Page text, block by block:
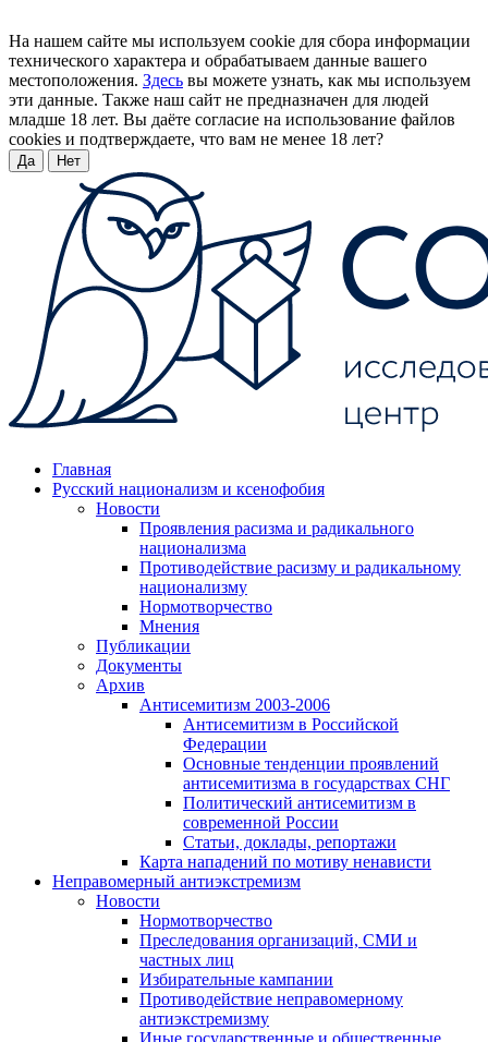
На нашем сайте мы используем cookie для сбора информации
технического характера и обрабатываем данные вашего
местоположения. Здесь вы можете узнать, как мы используем
эти данные. Также наш сайт не предназначен для людей
младше 18 лет. Вы даёте согласие на использование файлов
cookies и подтверждаете, что вам не менее 18 лет?
Да Нет
Главная
Русский национализм и ксенофобия
Новости
Проявления расизма и радикального
национализма
Противодействие расизму и радикальному
национализму
Нормотворчество
Мнения
Публикации
Документы
Архив
Антисемитизм 2003-2006
Антисемитизм в Российской
Федерации
Основные тенденции проявлений
антисемитизма в государствах СНГ
Политический антисемитизм в
современной России
Статьи, доклады, репортажи
Карта нападений по мотиву ненависти
Неправомерный антиэкстремизм
Новости
Нормотворчество
Преследования организаций, СМИ и
частных лиц
Избирательные кампании
Противодействие неправомерному
антиэкстремизму